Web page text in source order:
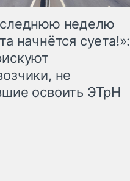
неделю
начнётся суета!»:
не
освоить ЭТрН